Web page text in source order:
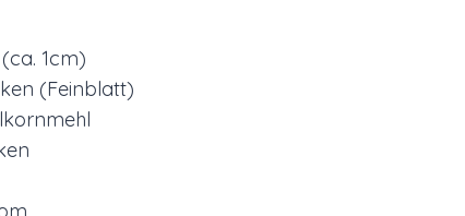
1cm)
(Feinblatt)